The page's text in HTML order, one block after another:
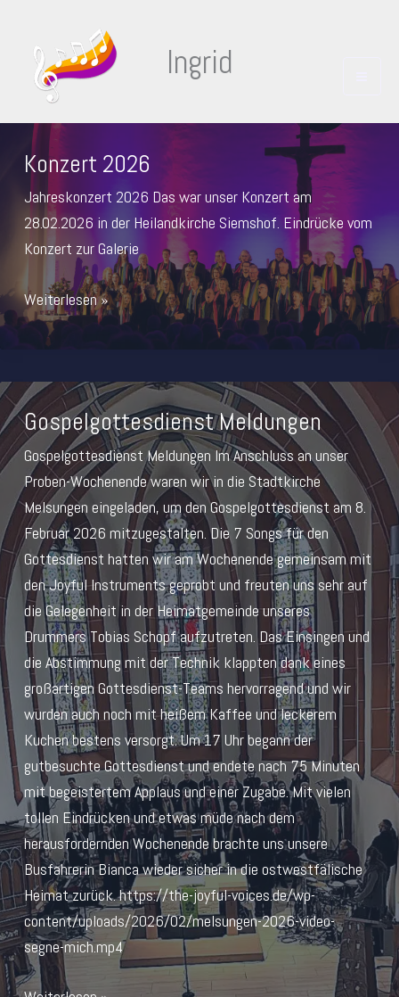
springen
Ingrid
Konzert 2026
Jahreskonzert 2026 Das war unser Konzert am
28.02.2026 in der Heilandkirche Siemshof. Eindrücke vom
Konzert zur Galerie
Konzert
2026
Weiterlesen »
Gospelgottesdienst Meldungen
Gospelgottesdienst Meldungen Im Anschluss an unser
Proben-Wochenende waren wir in die Stadtkirche
Melsungen eingeladen, um den Gospelgottesdienst am 8.
Februar 2026 mitzugestalten. Die 7 Songs für den
Gottesdienst hatten wir am Wochenende gemeinsam mit
den Joyful Instruments geprobt und freuten uns sehr auf
die Gelegenheit in der Heimatgemeinde unseres
Drummers Tobias Schopf aufzutreten. Das Einsingen und
die Abstimmung mit der Technik klappten dank eines
großartigen Gottesdienst-Teams hervorragend und wir
wurden auch noch mit heißem Kaffee und leckerem
Kuchen bestens versorgt. Um 17 Uhr begann der
gutbesuchte Gottesdienst und endete nach 75 Minuten
mit begeistertem Applaus und einer Zugabe. Mit vielen
tollen Eindrücken und etwas müde nach dem
herausfordernden Wochenende brachte uns unsere
Busfahrerin Bianca wieder sicher in die ostwestfälische
Heimat zurück. https://the-joyful-voices.de/wp-
content/uploads/2026/02/melsungen-2026-video-
segne-mich.mp4